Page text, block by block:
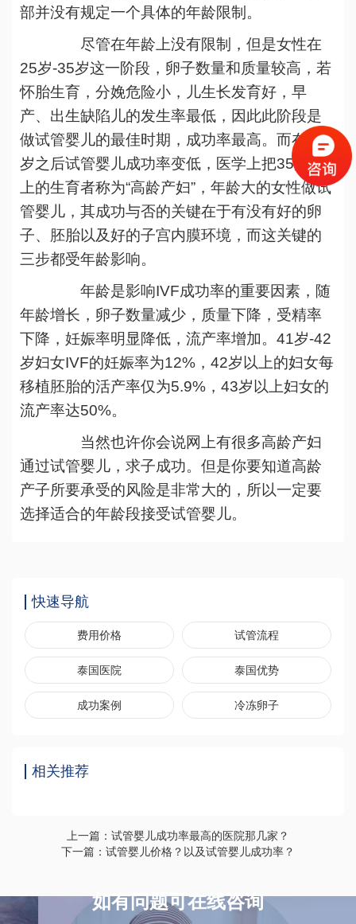
部并没有规定一个具体的年龄限制。
尽管在年龄上没有限制，但是女性在
25岁-35岁这一阶段，卵子数量和质量较高，若
怀胎生育，分娩危险小，儿生长发育好，早
产、出生缺陷儿的发生率最低，因此此阶段是
做试管婴儿的最佳时期，成功率最高。而在35
岁之后试管婴儿成功率变低，医学上把35岁以
上的生育者称为“高龄产妇”，年龄大的女性做试
管婴儿，其成功与否的关键在于有没有好的卵
子、胚胎以及好的子宫内膜环境，而这关键的
三步都受年龄影响。
年龄是影响IVF成功率的重要因素，随
年龄增长，卵子数量减少，质量下降，受精率
下降，妊娠率明显降低，流产率增加。41岁-42
岁妇女IVF的妊娠率为12%，42岁以上的妇女每
移植胚胎的活产率仅为5.9%，43岁以上妇女的
流产率达50%。
当然也许你会说网上有很多高龄产妇
通过试管婴儿，求子成功。但是你要知道高龄
产子所要承受的风险是非常大的，所以一定要
选择适合的年龄段接受试管婴儿。
快速导航
费用价格 试管流程
泰国医院 泰国优势
成功案例 冷冻卵子
相关推荐
上一篇：试管婴儿成功率最高的医院那几家？
下一篇：试管婴儿价格？以及试管婴儿成功率？
如有问题可在线咨询